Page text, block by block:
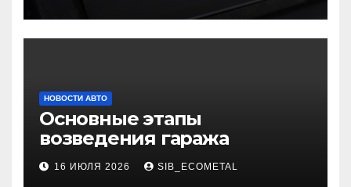
НОВОСТИ АВТО
Основные этапы
возведения гаража
16 ИЮЛЯ 2026 SIB_ECOMETAL